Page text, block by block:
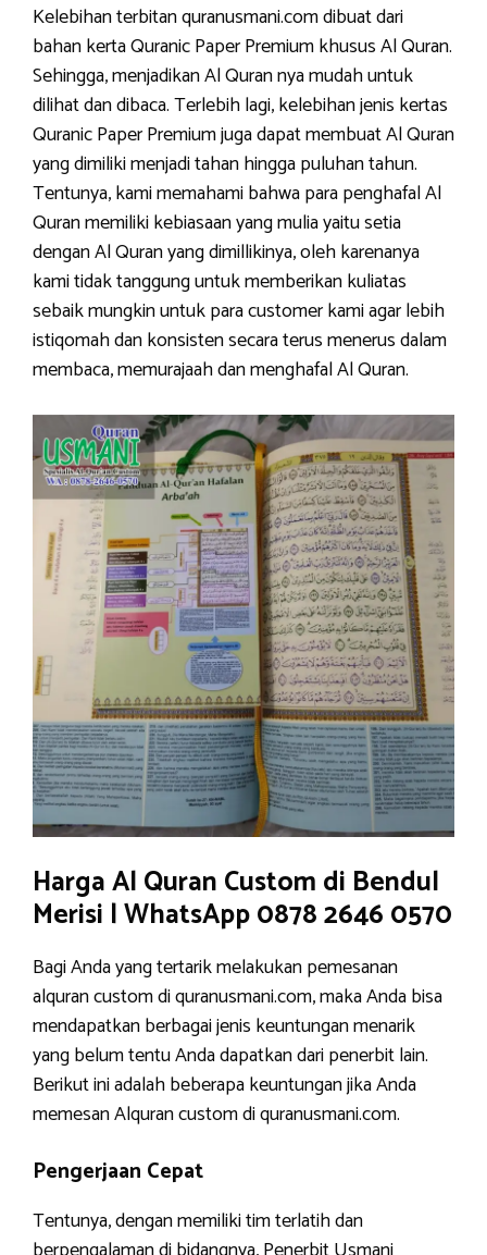
Kelebihan terbitan quranusmani.com dibuat dari
bahan kerta Quranic Paper Premium khusus Al Quran.
Sehingga, menjadikan Al Quran nya mudah untuk
dilihat dan dibaca. Terlebih lagi, kelebihan jenis kertas
Quranic Paper Premium juga dapat membuat Al Quran
yang dimiliki menjadi tahan hingga puluhan tahun.
Tentunya, kami memahami bahwa para penghafal Al
Quran memiliki kebiasaan yang mulia yaitu setia
dengan Al Quran yang dimillikinya, oleh karenanya
kami tidak tanggung untuk memberikan kuliatas
sebaik mungkin untuk para customer kami agar lebih
istiqomah dan konsisten secara terus menerus dalam
membaca, memurajaah dan menghafal Al Quran.
Harga Al Quran Custom di Bendul
Merisi | WhatsApp 0878 2646 0570
Bagi Anda yang tertarik melakukan pemesanan
alquran custom di quranusmani.com, maka Anda bisa
mendapatkan berbagai jenis keuntungan menarik
yang belum tentu Anda dapatkan dari penerbit lain.
Berikut ini adalah beberapa keuntungan jika Anda
memesan Alquran custom di quranusmani.com.
Pengerjaan Cepat
Tentunya, dengan memiliki tim terlatih dan